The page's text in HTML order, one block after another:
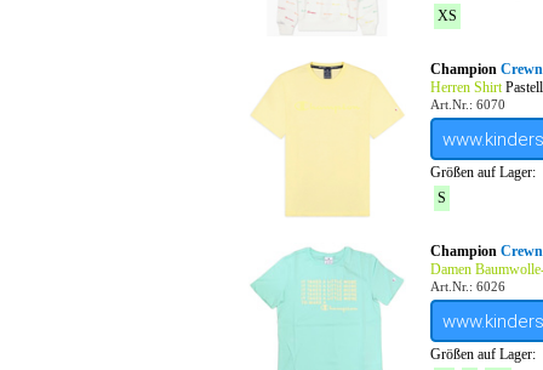
XS
Champion
Herren Shirt
Art.Nr.: 6070
Größen auf Lager:
S
Champion
Damen
Art.Nr.: 6026
Größen auf Lager: